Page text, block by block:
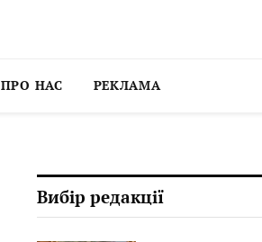
ПРО НАС РЕКЛАМА
Вибір редакції